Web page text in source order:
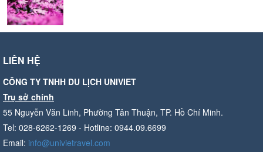
LIÊN HỆ
CÔNG TY TNHH DU LỊCH UNIVIET
Trụ sở chính
55 Nguyễn Văn Linh, Phường Tân Thuận, TP. Hồ Chí Minh.
Tel: 028-6262-1269 - Hotline: 0944.09.6699
Email: info@univietravel.com